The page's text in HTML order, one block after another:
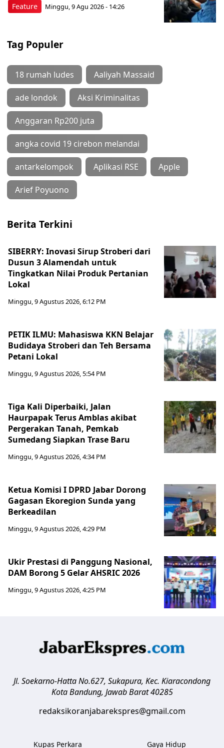
Feature Minggu, 9 Agu 2026 - 14:26
Tag Populer
18 rumah ludes Aaliyah Massaid
ade londok Aksi Kriminalitas
Anggaran Rp200 juta
angka covid 19 cirebon melandai
antarkelompok Aplikasi RSE Apple
Arief Poyuono
Berita Terkini
SIBERRY: Inovasi Sirup Stroberi dari
Dusun 3 Alamendah untuk
Tingkatkan Nilai Produk Pertanian
Lokal
Minggu, 9 Agustus 2026, 6:12 PM
PETIK ILMU: Mahasiswa KKN Belajar
Budidaya Stroberi dan Teh Bersama
Petani Lokal
Minggu, 9 Agustus 2026, 5:54 PM
Tiga Kali Diperbaiki, Jalan
Haurpapak Terus Amblas akibat
Pergerakan Tanah, Pemkab
Sumedang Siapkan Trase Baru
Minggu, 9 Agustus 2026, 4:34 PM
Ketua Komisi I DPRD Jabar Dorong
Gagasan Ekoregion Sunda yang
Berkeadilan
Minggu, 9 Agustus 2026, 4:29 PM
Ukir Prestasi di Panggung Nasional,
DAM Borong 5 Gelar AHSRIC 2026
Minggu, 9 Agustus 2026, 4:25 PM
Jl. Soekarno-Hatta No.627, Sukapura, Kec. Kiaracondong
Kota Bandung, Jawab Barat 40285
redaksikoranjabarekspres@gmail.com
Kupas Perkara Gaya Hidup